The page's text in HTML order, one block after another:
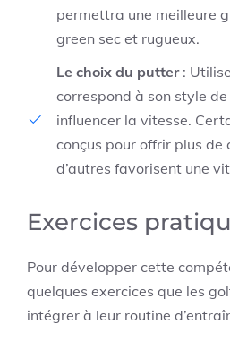
permettra une meilleure
green sec et rugueux.
Le choix du putter:
correspond à son style
influencer la vitesse.
conçus pour offrir plus de
d’autres favorisent une
Exercices
Pour développer cette
quelques exercices que les
intégrer à leur routine